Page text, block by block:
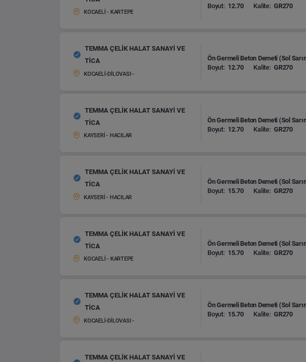
KOCAELİ - KARTEPE
Boyut: 12.70 Kalite: GR270
TEMMA ÇELİK HALAT SANAYİ VE
TİCA
KOCAELİ-DİLOVASI -
Ön Germeli Beton Demeti (Sol
Boyut: 12.70 Kalite: GR270
TEMMA ÇELİK HALAT SANAYİ VE
TİCA
KAYSERİ - HACILAR
Ön Germeli Beton Demeti (Sol
Boyut: 12.70 Kalite: GR270
TEMMA ÇELİK HALAT SANAYİ VE
TİCA
KAYSERİ - HACILAR
Ön Germeli Beton Demeti (Sol
Boyut: 15.70 Kalite: GR270
TEMMA ÇELİK HALAT SANAYİ VE
TİCA
KOCAELİ - KARTEPE
Ön Germeli Beton Demeti (Sol
Boyut: 15.70 Kalite: GR270
TEMMA ÇELİK HALAT SANAYİ VE
TİCA
KOCAELİ-DİLOVASI -
Ön Germeli Beton Demeti (Sol
Boyut: 15.70 Kalite: GR270
TEMMA ÇELİK HALAT SANAYİ VE